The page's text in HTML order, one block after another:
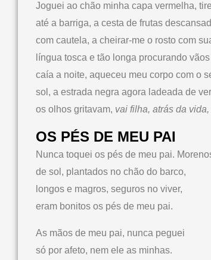
Joguei ao chão minha capa vermelha,
até a barriga, a cesta de frutas
com cautela, a cheirar-me o rosto com
língua tosca e tão longa procurando
caía a noite, aqueceu meu corpo com o
sol, a estrada negra agora ladeada de
os olhos gritavam, vai filha, atrás da
OS PÉS DE MEU PAI
Nunca toquei os pés de meu pai.
de sol, plantados no chão do barco,
longos e magros, seguros no viver,
eram bonitos os pés de meu pai.
As mãos de meu pai, nunca peguei
só por afeto, nem ele as minhas.